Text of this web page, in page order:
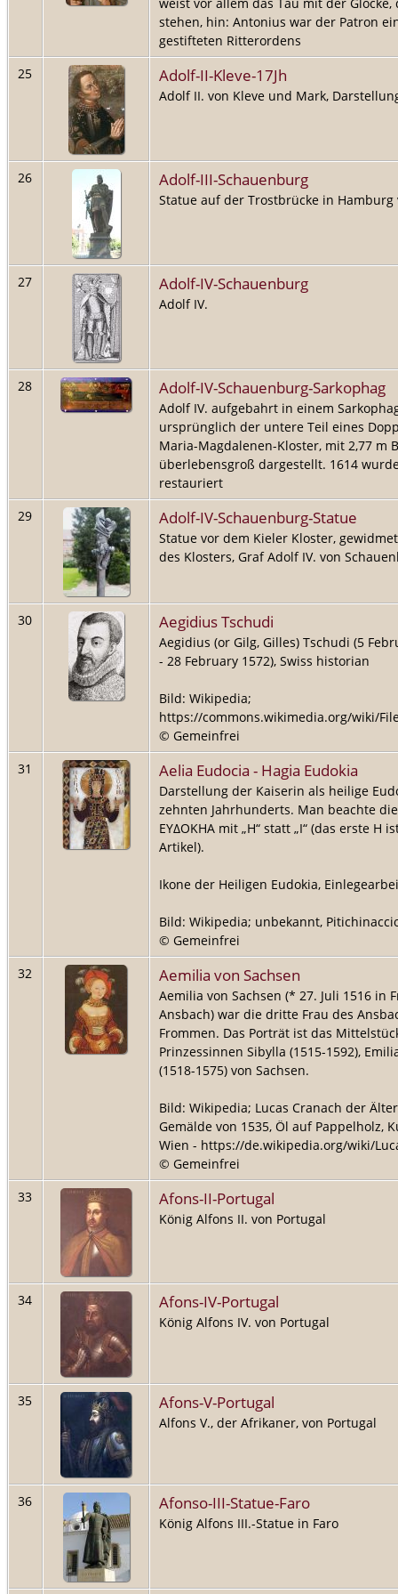
stehen, hin: Antonius war der Patron
gestifteten Ritterordens
25
Adolf-II-Kleve-17Jh
Adolf II. von Kleve und Mark,
26 Adolf-III-Schauenburg
Statue auf der Trostbrücke in
27 Adolf-IV-Schauenburg
Adolf IV.
28 Adolf-IV-Schauenburg-Sarkophag
Adolf IV. aufgebahrt in einem
ursprünglich der untere Teil eines
Maria-Magdalenen-Kloster, mit 2,77 m
überlebensgroß dargestellt. 1614
restauriert
29
Adolf-IV-Schauenburg-Statue
Statue vor dem Kieler Kloster,
des Klosters, Graf Adolf IV. von
30 Aegidius Tschudi
Aegidius (or Gilg, Gilles) Tschudi (5
- 28 February 1572), Swiss historian
Bild: Wikipedia;
https://commons.wikimedia.org/wiki/
© Gemeinfrei
31
Aelia Eudocia - Hagia Eudokia
Darstellung der Kaiserin als heilige
zehnten Jahrhunderts. Man beachte
ΕΥΔΟΚΗΑ mit „Η“ statt „Ι“ (das erste Η
Artikel).
Ikone der Heiligen Eudokia,
Bild: Wikipedia; unbekannt,
© Gemeinfrei
32
Aemilia von Sachsen
Aemilia von Sachsen (* 27. Juli 1516 in
Ansbach) war die dritte Frau des
Frommen. Das Porträt ist das
Prinzessinnen Sibylla (1515-1592),
(1518-1575) von Sachsen.
Bild: Wikipedia; Lucas Cranach der
Gemälde von 1535, Öl auf Pappelholz,
Wien - https://de.wikipedia.org/wiki/
© Gemeinfrei
33
Afons-II-Portugal
König Alfons II. von Portugal
34 Afons-IV-Portugal
König Alfons IV. von Portugal
35 Afons-V-Portugal
Alfons V., der Afrikaner, von Portugal
36 Afonso-III-Statue-Faro
König Alfons III.-Statue in Faro